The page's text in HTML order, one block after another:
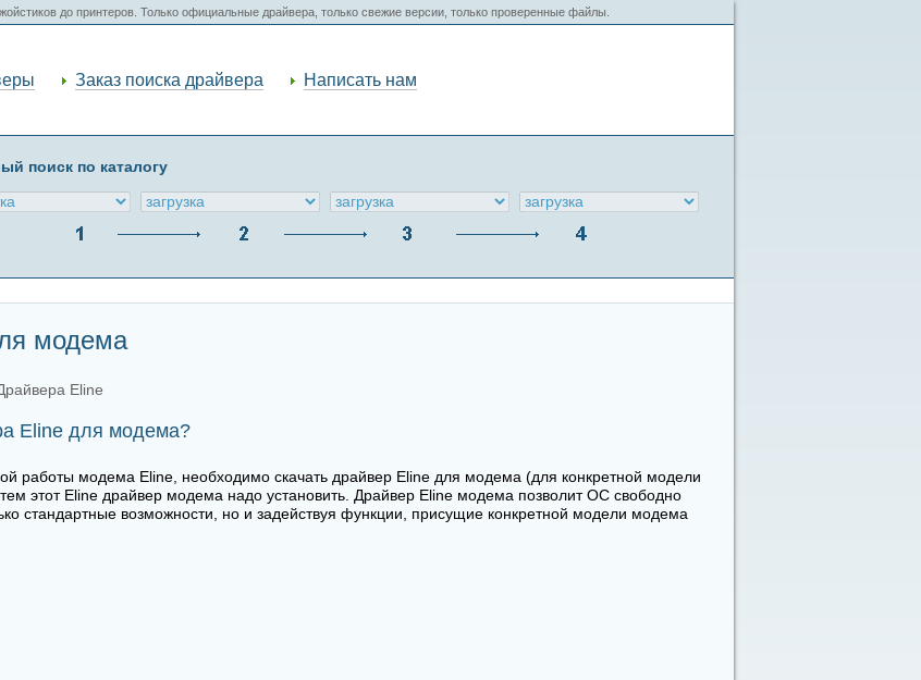
до принтеров. Только официальные драйвера, только свежие версии, только проверенные файлы.
Заказ поиска драйвера Написать нам
поиск по каталогу
модема
Eline
Eline для модема?
работы модема Eline, необходимо скачать драйвер Eline для модема (для конкретной модели
этот Eline драйвер модема надо установить. Драйвер Eline модема позволит ОС свободно
стандартные возможности, но и задействуя функции, присущие конкретной модели модема